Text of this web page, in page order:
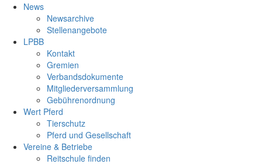
News
Newsarchive
Stellenangebote
LPBB
Kontakt
Gremien
Verbandsdokumente
Mitgliederversammlung
Gebührenordnung
Wert Pferd
Tierschutz
Pferd und Gesellschaft
Vereine & Betriebe
Reitschule finden